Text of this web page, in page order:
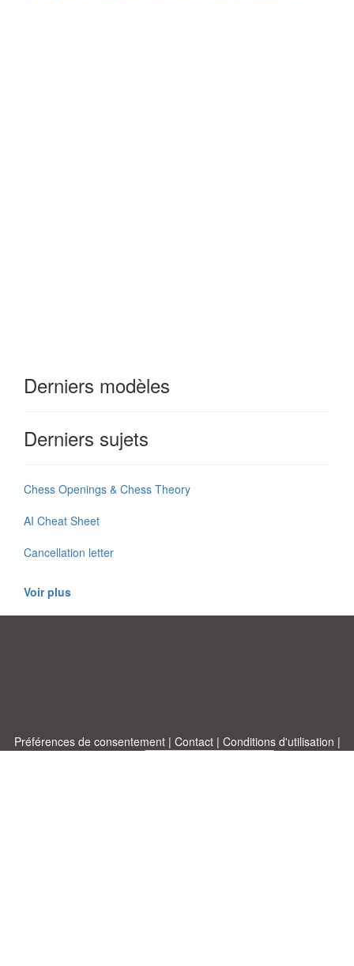
Derniers modèles
Derniers sujets
Chess Openings & Chess Theory
AI Cheat Sheet
Cancellation letter
Voir plus
Préférences de consentement| Contact| Conditions d'utilisation |